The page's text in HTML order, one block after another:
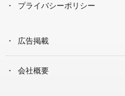
プライバシーポリシー
広告掲載
会社概要